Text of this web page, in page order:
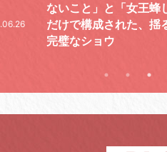
ないこと」と「女王蜂
だけで構成された、揺
完璧なショウ